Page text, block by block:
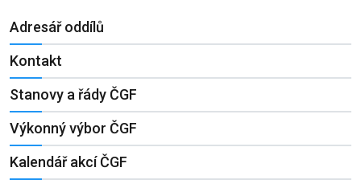
Adresář oddílů
Kontakt
Stanovy a řády ČGF
Výkonný výbor ČGF
Kalendář akcí ČGF